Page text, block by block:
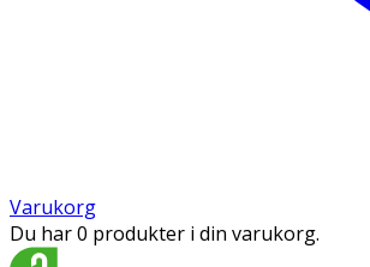
Varukorg
Du har 0 produkter i din varukorg.